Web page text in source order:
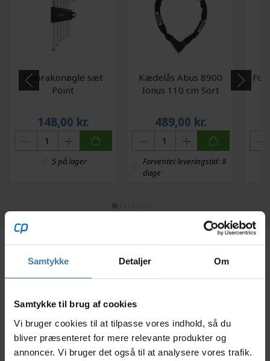
Samtykke Detaljer Om
Samtykke til brug af cookies
Vi bruger cookies til at tilpasse vores indhold, så du
bliver præsenteret for mere relevante produkter og
annoncer. Vi bruger det også til at analysere vores trafik.
Unbrakonøgle sæt
Point
148,00 kr.
5 på lager
Kædelås Abus 8900
Ionus 110 cm Sort
489,00 kr.
Forventet leveringstid: 8
dage
Beskrivelse Specifikationer
Du får her et solidt støtteben fra Hebie, der passer
glimrende til cykler i størrelsen 26" til og med 28".
Støttefodens længde er justerbar, så du kan tilpasse
den til dine forhold. Derned kan du få den støtte og
komfort, din cykel fortjener ved henstilling.